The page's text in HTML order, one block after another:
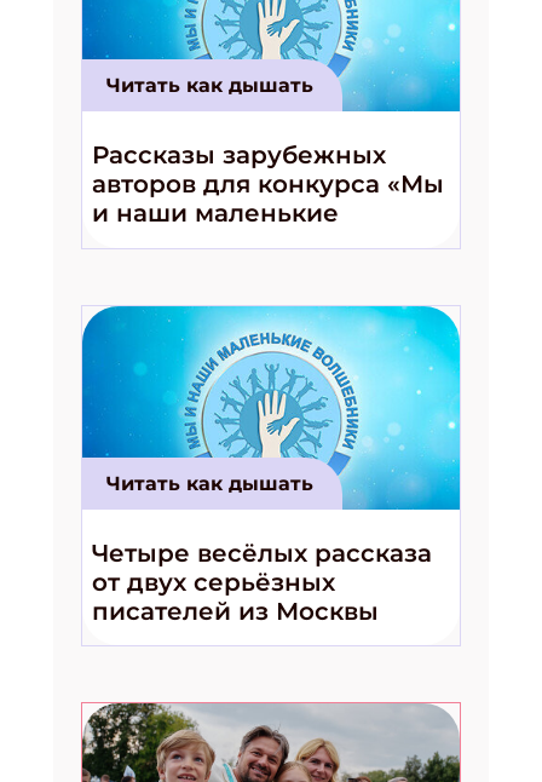
Читать как дышать
Рассказы зарубежных
авторов для конкурса «Мы
и наши маленькие
волшебники!»
Читать как дышать
Четыре весёлых рассказа
от двух серьёзных
писателей из Москвы